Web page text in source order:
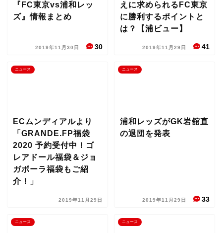
『FC東京vs浦和レッ
ズ』情報まとめ
2019年11月30日 30
えに求められるFC東京
に勝利するポイントと
は？【浦ビュー】
2019年11月29日 41
ニュース
ECムンディアルより
「GRANDE.FP福袋
2020 予約受付中！ゴ
レアドール福袋＆ジョ
ガボーラ福袋もご紹
介！」
2019年11月29日
ニュース
浦和レッズがGK岩舘直
の退団を発表
2019年11月29日 33
ニュース ニュース